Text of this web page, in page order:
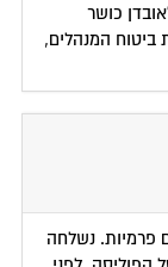
כושר
ביטוח המנהלים,
פרמיות. נשלחה